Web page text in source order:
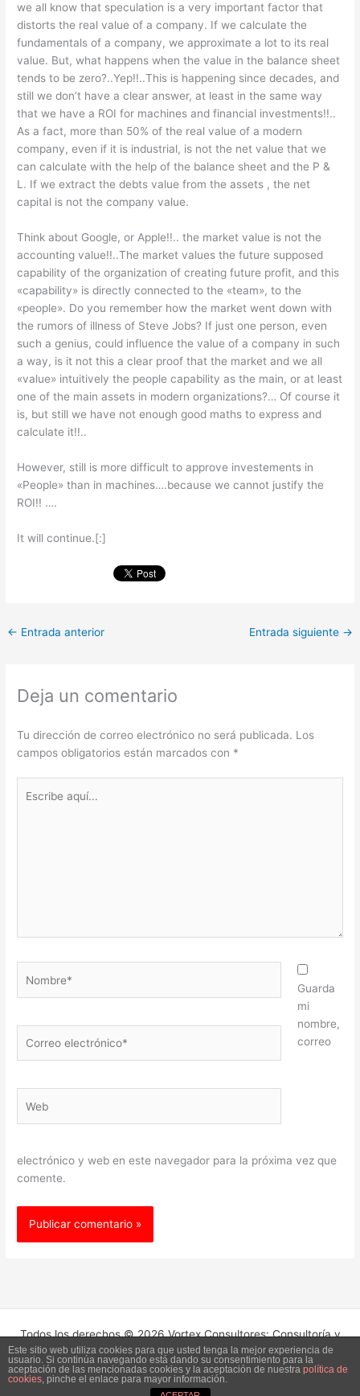
we all know that speculation is a very important factor that
distorts the real value of a company. If we calculate the
fundamentals of a company, we approximate a lot to its real
value. But, what happens when the value in the balance sheet
tends to be zero?..Yep!!..This is happening since decades, and
still we don’t have a clear answer, at least in the same way
that we have a ROI for machines and financial investments!!..
As a fact, more than 50% of the real value of a modern
company, even if it is industrial, is not the net value that we
can calculate with the help of the balance sheet and the P &
L. If we extract the debts value from the assets , the net
capital is not the company value.
Think about Google, or Apple!!.. the market value is not the
accounting value!!..The market values the future supposed
capability of the organization of creating future profit, and this
«capability» is directly connected to the «team», to the
«people». Do you remember how the market went down with
the rumors of illness of Steve Jobs? If just one person, even
such a genius, could influence the value of a company in such
a way, is it not this a clear proof that the market and we all
«value» intuitively the people capability as the main, or at least
one of the main assets in modern organizations?… Of course it
is, but still we have not enough good maths to express and
calculate it!!..
However, still is more difficult to approve investements in
«People» than in machines….because we cannot justify the
ROI!! ….
It will continue.[:]
← Entrada anterior Entrada siguiente →
Deja un comentario
Tu dirección de correo electrónico no será publicada. Los
campos obligatorios están marcados con *
aquí...
electrónico*
Guarda
mi
nombre,
correo
electrónico y web en este navegador para la próxima vez que
comente.
Todos los derechos © 2026 Vortex Consultores: Consultoría y
Acompañamiento para Empresas. | Funciona gracias aTema Astra
para WordPress
Este sitio web utiliza cookies para que usted tenga la mejor experiencia de
usuario. Si continúa navegando está dando su consentimiento para la
aceptación de las mencionadas cookies y la aceptación de nuestra política de
cookies, pinche el enlace para mayor información.